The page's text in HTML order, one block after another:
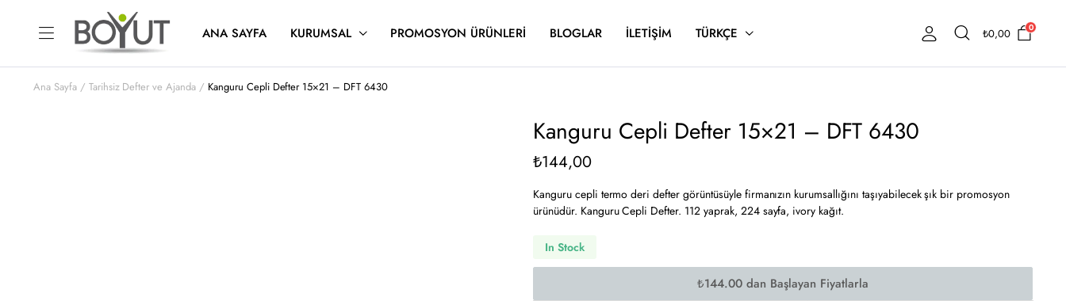
ANA SAYFA KURUMSAL PROMOSYON ÜRÜNLERI BLOGLAR İLETIŞIM TÜRKÇE ₺0,00 0
Ana Sayfa Tarihsiz Defter ve Ajanda Kanguru Cepli Defter 15×21 – DFT 6430
Kanguru Cepli Defter 15×21 – DFT 6430
₺144,00
Kanguru cepli termo deri defter görüntüsüyle firmanızın kurumsallığını taşıyabilecek şık bir promosyon
ürünüdür. Kanguru Cepli Defter. 112 yaprak, 224 sayfa, ivory kağıt.
In Stock